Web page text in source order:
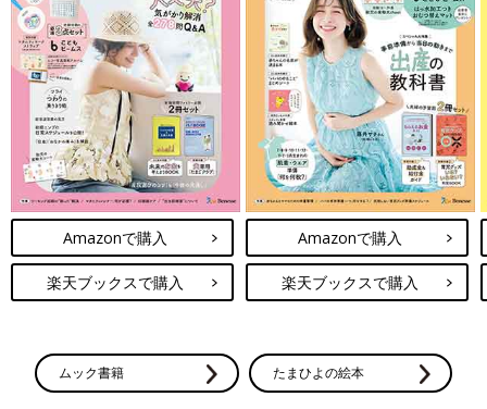
Amazonで購入
楽天ブックスで購入
Amazonで購入
楽天ブックスで購入
ムック書籍 たまひよの絵本